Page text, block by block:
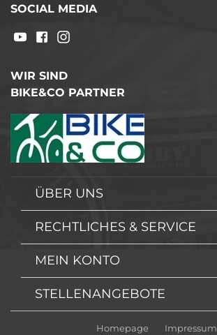
SOCIAL MEDIA
WIR SIND
BIKE&CO PARTNER
ÜBER UNS
RECHTLICHES & SERVICE
MEIN KONTO
STELLENANGEBOTE
Homepage Impressum